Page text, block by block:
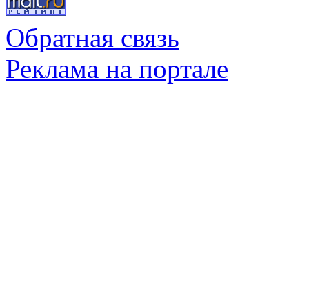
Обратная связь
Реклама на портале